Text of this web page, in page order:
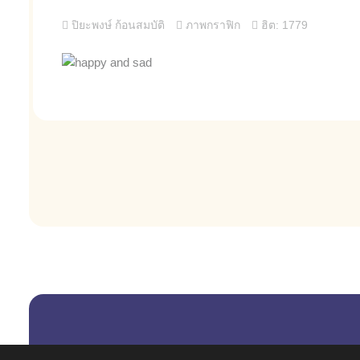
ปิยะพงษ์ ก้อนสมบัติ ภาพกราฟิก ฮิต: 1779